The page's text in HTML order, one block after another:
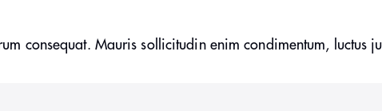
consequat. Mauris sollicitudin enim condimentum, luctus